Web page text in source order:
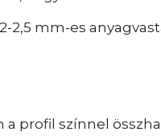
2,5 mm-es
a profil színnel